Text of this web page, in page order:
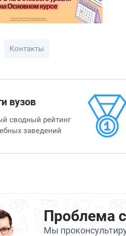
Контакты
вузов
сводный рейтинг
заведений
Проблема
Мы